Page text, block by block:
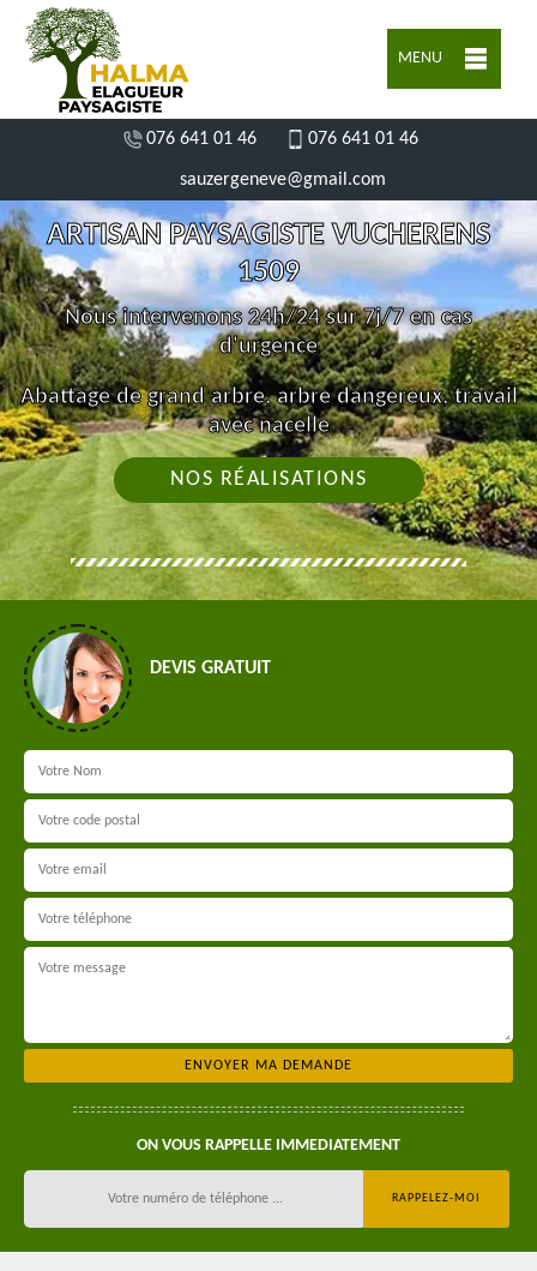
MENU
076 641 01 46 076 641 01 46
sauzergeneve@gmail.com
ARTISAN PAYSAGISTE VUCHERENS
1509
Nous intervenons 24h/24 sur 7j/7 en cas
d'urgence
Abattage de grand arbre, arbre dangereux, travail
avec nacelle
NOS RÉALISATIONS
DEVIS GRATUIT
ON VOUS RAPPELLE IMMEDIATEMENT